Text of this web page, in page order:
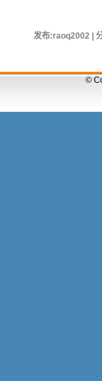
发布:raoq2002 |
©